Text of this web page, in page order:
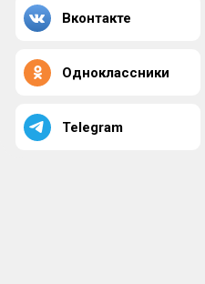
Вконтакте
Одноклассники
Telegram